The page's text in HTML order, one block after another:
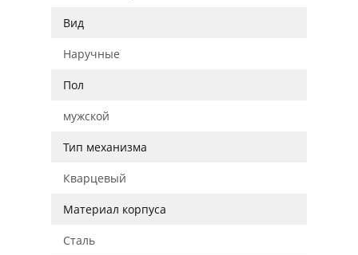
Вид
Наручные
Пол
мужской
Тип механизма
Кварцевый
Материал корпуса
Сталь